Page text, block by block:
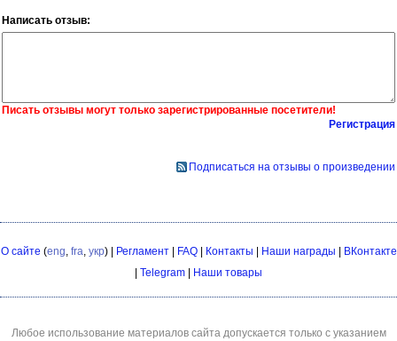
Написать отзыв:
Писать отзывы могут только зарегистрированные посетители!
Регистрация
Подписаться на отзывы о произведении
О сайте (eng, fra, укр) | Регламент| FAQ| Контакты Наши награды
ВКонтакте
Telegram Наши товары
Любое использование материалов сайта допускается только с указанием